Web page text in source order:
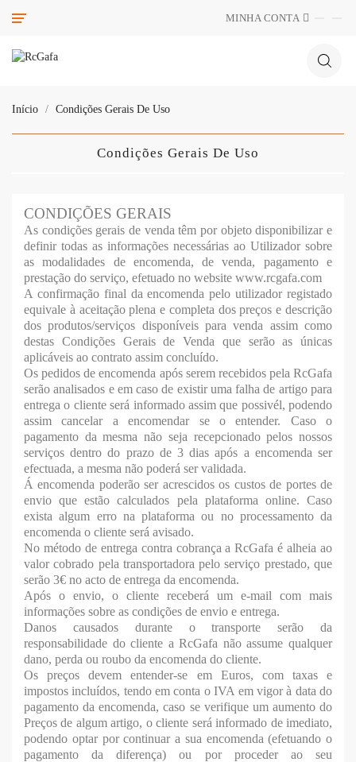
Categoria MINHA CONTA
Início Condições Gerais De Uso
Condições Gerais De Uso
CONDIÇÕES GERAIS
As condições gerais de venda têm por objeto disponibilizar e
definir todas as informações necessárias ao Utilizador sobre
as modalidades de encomenda, de venda, pagamento e
prestação do serviço, efetuado no website www.rcgafa.com
A confirmação final da encomenda pelo utilizador registado
equivale à aceitação plena e completa dos preços e descrição
dos produtos/serviços disponíveis para venda assim como
destas Condições Gerais de Venda que serão as únicas
aplicáveis ao contrato assim concluído.
Os pedidos de encomenda após serem recebidos pela RcGafa
serão analisados e em caso de existir uma falha de artigo para
entrega o cliente será informado assim que possivél, podendo
assim cancelar a encomendar se o entender. Caso o
pagamento da mesma não seja recepcionado pelos nossos
serviços dentro do prazo de 3 dias após a encomenda ser
efectuada, a mesma não poderá ser validada.
Á encomenda poderão ser acrescidos os custos de portes de
envio que estão calculados pela plataforma online. Caso
exista algum erro na plataforma ou no processamento da
encomenda o cliente será avisado.
No método de entrega contra cobrança a RcGafa é alheia ao
valor cobrado pela transportadora pelo serviço prestado, que
serão 3€ no acto de entrega da encomenda.
Após o envio, o cliente receberá um e-mail com mais
informações sobre as condições de envio e entrega.
Danos causados durante o transporte serão da
responsabilidade do cliente a RcGafa não assume qualquer
dano, perda ou roubo da encomenda do cliente.
Os preços devem entender-se em Euros, com taxas e
impostos incluídos, tendo em conta o IVA em vigor à data do
pagamento da encomenda, caso se verifique um aumento do
Preços de algum artigo, o cliente será informado de imediato,
podendo optar por continuar a sua encomenda (efetuando o
pagamento da diferença) ou por proceder ao seu